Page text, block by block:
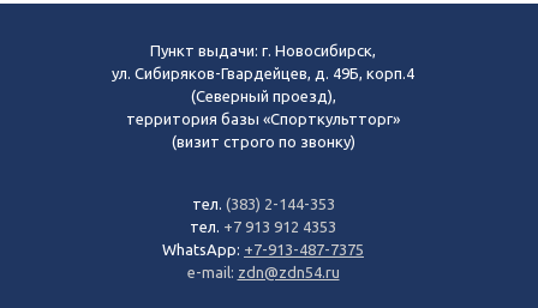
Пункт выдачи: г. Новосибирск,
ул. Сибиряков-Гвардейцев, д. 49Б, корп.4
(Северный проезд),
территория базы «Спорткультторг»
(визит строго по звонку)
тел. (383) 2-144-353
тел. +7 913 912 4353
WhatsApp: +7-913-487-7375
e-mail: zdn@zdn54.ru